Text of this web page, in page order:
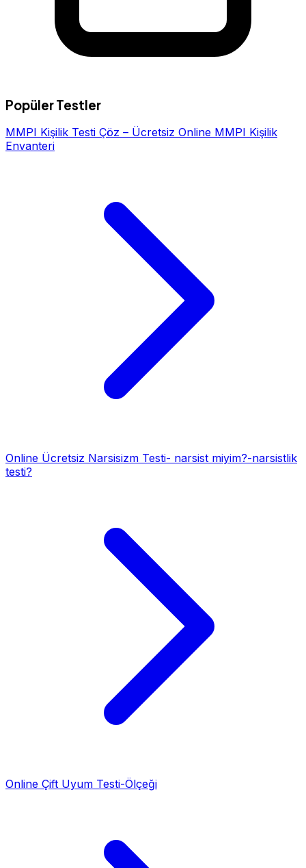
Popüler Testler
MMPI Kişilik Testi Çöz – Ücretsiz Online MMPI Kişilik
Envanteri
Online Ücretsiz Narsisizm Testi- narsist miyim?-narsistlik
testi?
Online Çift Uyum Testi-Ölçeği